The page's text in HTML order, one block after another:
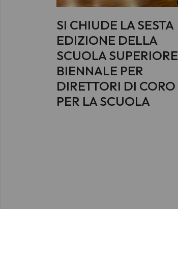
SI CHIUDE LA SESTA
EDIZIONE DELLA
SCUOLA SUPERIORE
BIENNALE PER
DIRETTORI DI CORO
PER LA SCUOLA